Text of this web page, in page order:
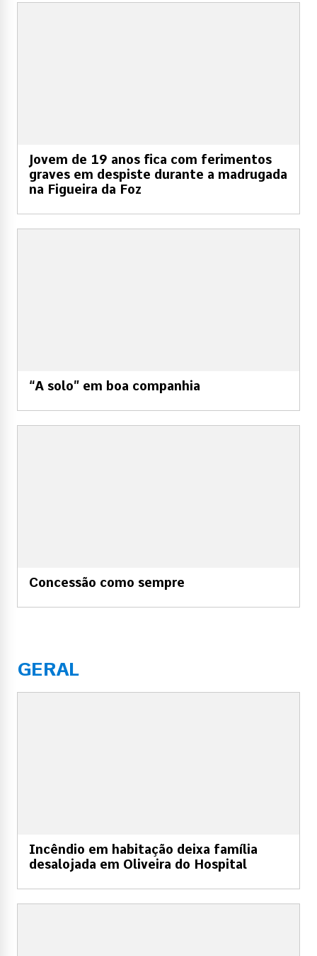
Jovem de 19 anos fica com ferimentos
graves em despiste durante a madrugada
na Figueira da Foz
“A solo” em boa companhia
Concessão como sempre
GERAL
Incêndio em habitação deixa família
desalojada em Oliveira do Hospital